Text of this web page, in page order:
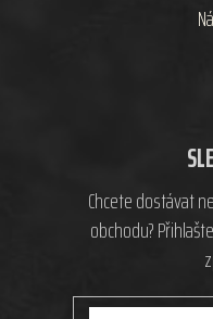
Chcete dostávat
obchodu?